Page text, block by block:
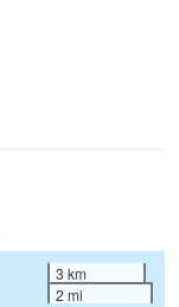
3 km
2 mi